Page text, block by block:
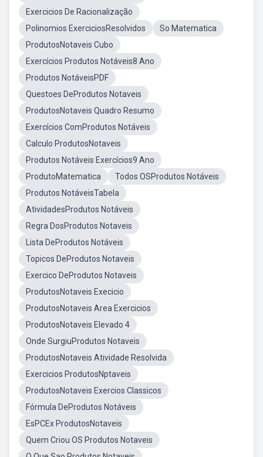
Exercicios De Racionalização
Polinomios ExerciciosResolvidos
So Matematica
ProdutosNotaveis Cubo
Exercícios Produtos Notáveis8 Ano
Produtos NotáveisPDF
Questoes DeProdutos Notaveis
ProdutosNotaveis Quadro Resumo
Exercícios ComProdutos Notáveis
Calculo ProdutosNotaveis
Produtos Notáveis Exercícios9 Ano
ProdutoMatematica
Todos OSProdutos Notáveis
Produtos NotáveisTabela
AtividadesProdutos Notáveis
Regra DosProdutos Notaveis
Lista DeProdutos Notáveis
Topicos DeProdutos Notaveis
Exercico DeProdutos Notaveis
ProdutosNotaveis Execicio
ProdutosNotaveis Area Exercicios
ProdutosNotaveis Elevado 4
Onde SurgiuProdutos Notaveis
ProdutosNotaveis Atividade Resolvida
Exercicios ProdutosNptaveis
ProdutosNotaveis Exercios Classicos
Fórmula DeProdutos Notáveis
EsPCEx ProdutosNotaveis
Quem Criou OS Produtos Notaveis